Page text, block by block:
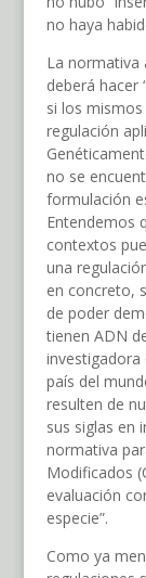
no haya
La normativa
deberá hacer
si los
regulación
no se
formulación
Entendemos
contextos
una
en concreto,
de poder
tienen ADN
investigadora
país del
resulten de
sus siglas en
normativa
Modificados
evaluación
especie”.
Como ya